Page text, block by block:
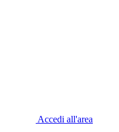
Accedi all'area